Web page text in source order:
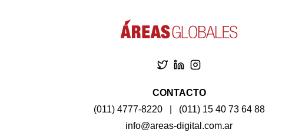
CONTACTO
(011) 4777-8220| (011) 15 40 73 64 88
info@areas-digital.com.ar